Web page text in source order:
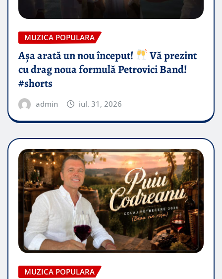
MUZICA POPULARA
Așa arată un nou început!
Vă prezint
cu drag noua formulă Petrovici Band!
#shorts
admin iul. 31, 2026
MUZICA POPULARA